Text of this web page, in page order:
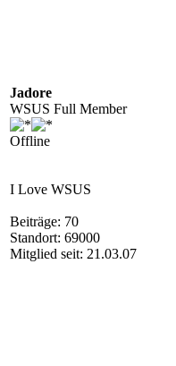
Jadore
WSUS Full Member
Offline
I Love WSUS
Beiträge: 70
Standort: 69000
Mitglied seit: 21.03.07